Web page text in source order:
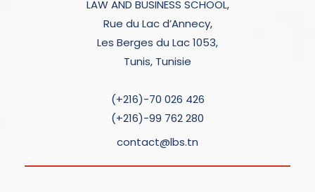
LAW AND BUSINESS SCHOOL,
Rue du Lac d’Annecy,
Les Berges du Lac 1053,
Tunis, Tunisie
(+216)-70 026 426
(+216)-99 762 280
contact@lbs.tn